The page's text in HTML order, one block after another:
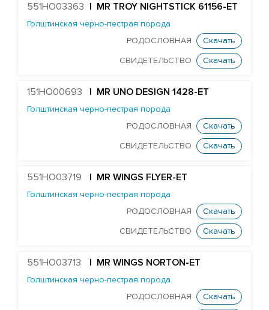
EDG UNO DAREDEVIL 8369-ET
TJR DUKE DAWSON-ET
MR SUPERHERO DEDICATE-ET
MR OAK DELCO 57279-ET
Farnear Delta-Beta 241-ET
MR UNO DESIGN 1428-ET
ST GEN MT EDGE 67446-ET
STANTONS ELAPSE 6815-ET
T-GEN-AC DIXIE EXPOSURE-ET
551HO03363 | MR TROY NIGHTSTICK 61156-ET
Голштинская черно-пестрая порода
РОДОСЛОВНАЯ
Скачать
СВИДЕТЕЛЬСТВО Скачать
151HO00693 | MR UNO DESIGN 1428-ET
Голштинская черно-пестрая порода
РОДОСЛОВНАЯ
Скачать
СВИДЕТЕЛЬСТВО Скачать
551HO03719 | MR WINGS FLYER-ET
Голштинская черно-пестрая порода
РОДОСЛОВНАЯ
Скачать
СВИДЕТЕЛЬСТВО Скачать
551HO03713 | MR WINGS NORTON-ET
Голштинская черно-пестрая порода
РОДОСЛОВНАЯ
Скачать